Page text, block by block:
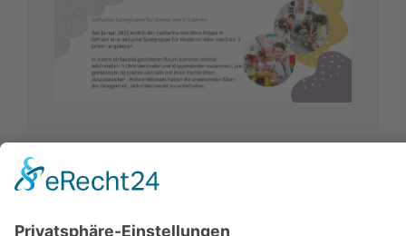
IMPRESSUM